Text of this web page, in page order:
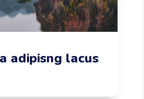
adipisng lacus